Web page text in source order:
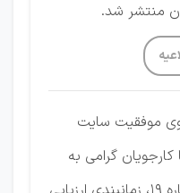
منتشر شد.
موفقیت سایت
گرامی به